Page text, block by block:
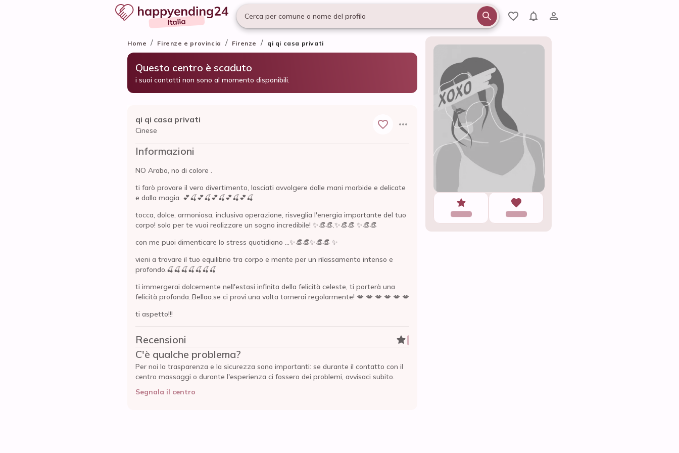
Cerca per comune o nome del profilo
Home / Firenze e provincia / Firenze / qi qi casa privati
Questo centro è scaduto
i suoi contatti non sono al momento disponibili.
qi qi casa privati
Cinese
Informazioni
NO Arabo, no di colore .
ti farò provare il vero divertimento, lasciati avvolgere dalle mani morbide e delicate
e dalla magia. 💕🍒💕🍒💕🍒💕🍒💕🍒
tocca, dolce, armoniosa, inclusiva operazione, risveglia l'energia importante del tuo
corpo! solo per te vuoi realizzare un sogno incredibile! ✨👒👒.✨👒👒 ✨👒👒
con me puoi dimenticare lo stress quotidiano ...✨👒👒✨👒👒 ✨
vieni a trovare il tuo equilibrio tra corpo e mente per un rilassamento intenso e
profondo.🍒🍒🍒🍒🍒🍒🍒
ti immergerai dolcemente nell'estasi infinita della felicità celeste, ti porterà una
felicità profonda..Bellaa.se ci provi una volta tornerai regolarmente! 💋 💋 💋 💋 💋 💋
ti aspetto!!!
Recensioni
C'è qualche problema?
Per noi la trasparenza e la sicurezza sono importanti: se durante il contatto con il
centro massaggi o durante l'esperienza ci fossero dei problemi, avvisaci subito.
Segnala il centro